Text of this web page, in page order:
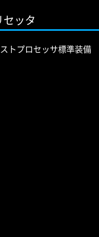
セッタ
トプロセッサ標準装備